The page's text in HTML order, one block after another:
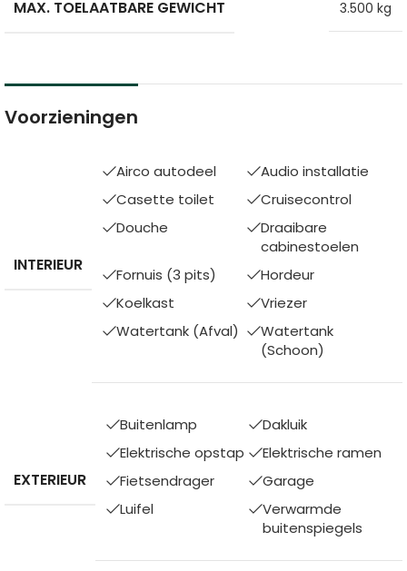
MAX. TOELAATBARE GEWICHT 3.500 kg
Voorzieningen
INTERIEUR
Airco autodeel
Audio installatie
Casette toilet
Cruisecontrol
Douche
Draaibare
cabinestoelen
Fornuis (3 pits)
Hordeur
Koelkast
Vriezer
Watertank (Afval)
Watertank
(Schoon)
EXTERIEUR
Buitenlamp
Dakluik
Elektrische opstap
Elektrische ramen
Fietsendrager
Garage
Luifel
Verwarmde
buitenspiegels